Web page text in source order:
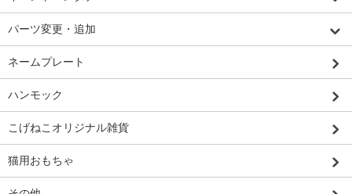
パーツ変更・追加
ネームプレート
ハンモック
こげねこオリジナル雑貨
猫用おもちゃ